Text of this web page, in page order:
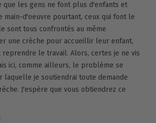
que les gens ne font plus d'enfants et
main-d'oeuvre pourtant, ceux qui font le
sont tous confrontés au même
une crèche pour accueillir leur enfant,
reprendre le travail. Alors, certes je ne vis
ici, comme ailleurs, le problème se
laquelle je soutiendrai toute demande
J'espère que vous obtiendrez ce